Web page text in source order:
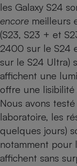
les Galaxy S24
encore meilleurs
(S23, S23 + et
2400 sur le S24
sur le S24 Ultra)
affichent une
offre une
Nous avons
laboratoire, les
quelques jours)
notamment pour
affichent sans